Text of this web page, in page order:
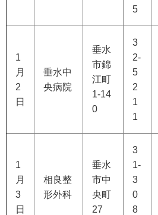
5
1
月
2
日
垂水中
央病院
垂水
市錦
江町
1-14
0
3
2-
5
2
1
1
1
月
3
日
相良整
形外科
垂水
市中
央町
27
3
1-
3
0
8